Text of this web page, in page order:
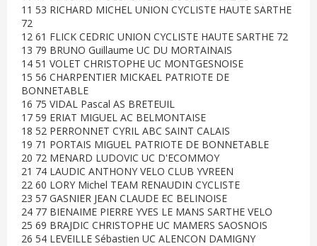
11 53 RICHARD MICHEL UNION CYCLISTE HAUTE SARTHE
72
12 61 FLICK CEDRIC UNION CYCLISTE HAUTE SARTHE 72
13 79 BRUNO Guillaume UC DU MORTAINAIS
14 51 VOLET CHRISTOPHE UC MONTGESNOISE
15 56 CHARPENTIER MICKAEL PATRIOTE DE
BONNETABLE
16 75 VIDAL Pascal AS BRETEUIL
17 59 ERIAT MIGUEL AC BELMONTAISE
18 52 PERRONNET CYRIL ABC SAINT CALAIS
19 71 PORTAIS MIGUEL PATRIOTE DE BONNETABLE
20 72 MENARD LUDOVIC UC D'ECOMMOY
21 74 LAUDIC ANTHONY VELO CLUB YVREEN
22 60 LORY Michel TEAM RENAUDIN CYCLISTE
23 57 GASNIER JEAN CLAUDE EC BELINOISE
24 77 BIENAIME PIERRE YVES LE MANS SARTHE VELO
25 69 BRAJDIC CHRISTOPHE UC MAMERS SAOSNOIS
26 54 LEVEILLE Sébastien UC ALENCON DAMIGNY